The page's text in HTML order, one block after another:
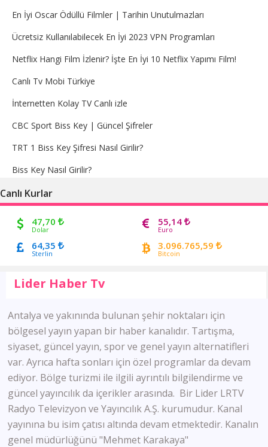
En İyi Oscar Ödüllü Filmler | Tarihin Unutulmazları
Ücretsiz Kullanılabilecek En İyi 2023 VPN Programları
Netflix Hangi Film İzlenir? İşte En İyi 10 Netflix Yapımı Film!
Canlı Tv Mobi Türkiye
İnternetten Kolay TV Canlı izle
CBC Sport Biss Key | Güncel Şifreler
TRT 1 Biss Key Şifresi Nasıl Girilir?
Biss Key Nasıl Girilir?
Canlı Kurlar
47,70
Dolar
55,14
Euro
64,35
Sterlin
3.096.765,59
Bitcoin
Lider Haber Tv
Antalya ve yakınında bulunan şehir noktaları için
bölgesel yayın yapan bir haber kanalıdır. Tartışma,
siyaset, güncel yayın, spor ve genel yayın alternatifleri
var. Ayrıca hafta sonları için özel programlar da devam
ediyor. Bölge turizmi ile ilgili ayrıntılı bilgilendirme ve
güncel yayıncılık da içerikler arasında. Bir Lider LRTV
Radyo Televizyon ve Yayıncılık A.Ş. kurumudur. Kanal
yayınına bu isim çatısı altında devam etmektedir. Kanalın
genel müdürlüğünü "Mehmet Karakaya"